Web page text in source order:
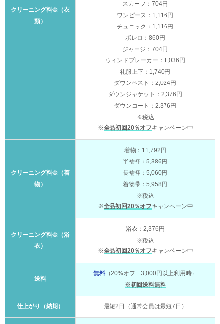
クリーニング料金（衣
類）
スカーフ：704円
ワンピース：1,116円
チュニック：1,116円
ボレロ：860円
ジャージ：704円
ウィンドブレーカー：1,036円
礼服上下：1,740円
ダウンベスト：2,024円
ダウンジャケット：2,376円
ダウンコート：2,376円
※税込
※全品初回20％オフキャンペーン中
クリーニング料金（着
物）
着物：11,792円
半襦袢：5,386円
長襦袢：5,060円
着物帯：5,958円
※税込
※全品初回20％オフキャンペーン中
クリーニング料金（浴
衣）
浴衣：2,376円
※税込
※全品初回20％オフキャンペーン中
送料
無料（20%オフ・3,000円以上利用時）
※初回送料無料
仕上がり（納期） 最短2日（通常会員は最短7日）